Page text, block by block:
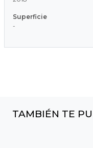
Superficie
-
TAMBIÉN TE